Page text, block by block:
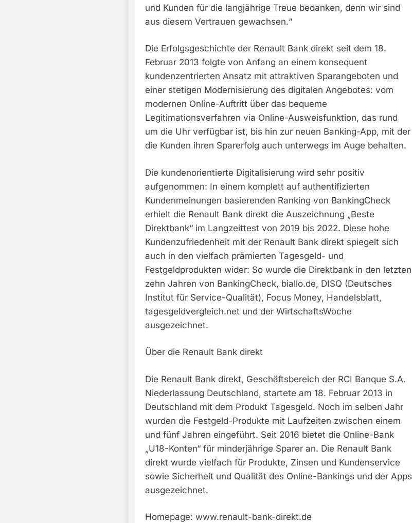
und Kunden für die langjährige Treue bedanken, denn wir sind
aus diesem Vertrauen gewachsen.“
Die Erfolgsgeschichte der Renault Bank direkt seit dem 18.
Februar 2013 folgte von Anfang an einem konsequent
kundenzentrierten Ansatz mit attraktiven Sparangeboten und
einer stetigen Modernisierung des digitalen Angebotes: vom
modernen Online-Auftritt über das bequeme
Legitimationsverfahren via Online-Ausweisfunktion, das rund
um die Uhr verfügbar ist, bis hin zur neuen Banking-App, mit der
die Kunden ihren Sparerfolg auch unterwegs im Auge behalten.
Die kundenorientierte Digitalisierung wird sehr positiv
aufgenommen: In einem komplett auf authentifizierten
Kundenmeinungen basierenden Ranking von BankingCheck
erhielt die Renault Bank direkt die Auszeichnung „Beste
Direktbank“ im Langzeittest von 2019 bis 2022. Diese hohe
Kundenzufriedenheit mit der Renault Bank direkt spiegelt sich
auch in den vielfach prämierten Tagesgeld- und
Festgeldprodukten wider: So wurde die Direktbank in den letzten
zehn Jahren von BankingCheck, biallo.de, DISQ (Deutsches
Institut für Service-Qualität), Focus Money, Handelsblatt,
tagesgeldvergleich.net und der WirtschaftsWoche
ausgezeichnet.
Über die Renault Bank direkt
Die Renault Bank direkt, Geschäftsbereich der RCI Banque S.A.
Niederlassung Deutschland, startete am 18. Februar 2013 in
Deutschland mit dem Produkt Tagesgeld. Noch im selben Jahr
wurden die Festgeld-Produkte mit Laufzeiten zwischen einem
und fünf Jahren eingeführt. Seit 2016 bietet die Online-Bank
„U18-Konten“ für minderjährige Sparer an. Die Renault Bank
direkt wurde vielfach für Produkte, Zinsen und Kundenservice
sowie Sicherheit und Qualität des Online-Bankings und der Apps
ausgezeichnet.
Homepage: www.renault-bank-direkt.de